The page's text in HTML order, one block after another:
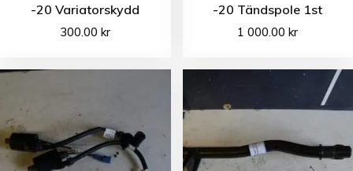
-20 Variatorskydd
300.00kr
-20 Tändspole 1st
1 000.00kr